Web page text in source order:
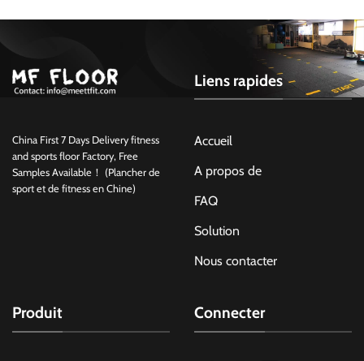
China First 7 Days Delivery fitness
and sports floor Factory, Free
Samples Available！ (Plancher de
sport et de fitness en Chine)
Liens rapides
Accueil
A propos de
FAQ
Solution
Nous contacter
Produit Connecter